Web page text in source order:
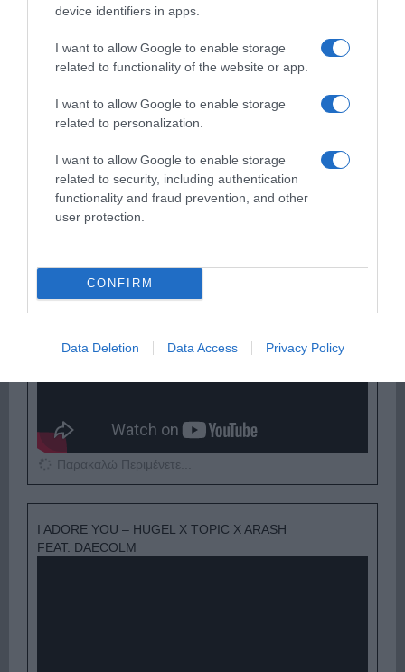
device identifiers in apps.
I want to allow Google to enable storage
related to functionality of the website or app.
I want to allow Google to enable storage
related to personalization.
I want to allow Google to enable storage
related to security, including authentication
functionality and fraud prevention, and other
user protection.
CONFIRM
Data Deletion Data Access Privacy Policy
Παρακαλώ Περιμένετε...
Παρακαλώ Περιμένετε...
I ADORE YOU – HUGEL X TOPIC X ARASH
FEAT. DAECOLM